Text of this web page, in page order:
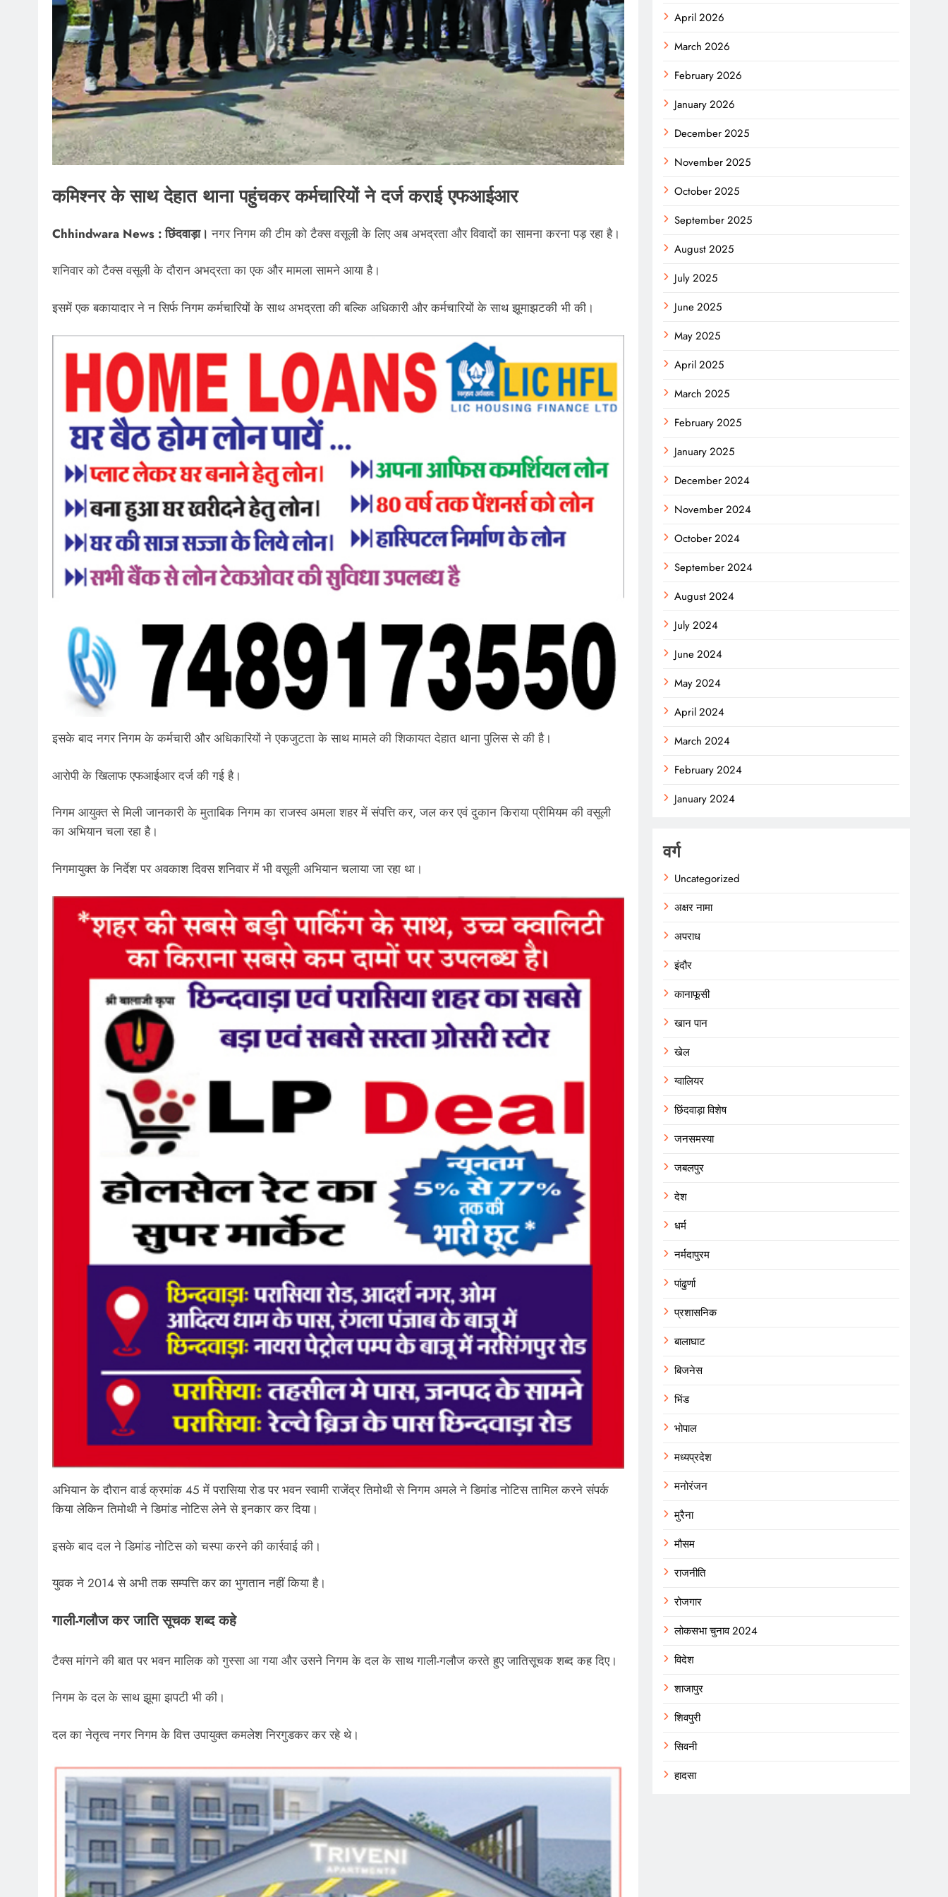
कमिश्नर के साथ देहात थाना पहुंचकर कर्मचारियों ने दर्ज कराई एफआईआर
Chhindwara News : छिंदवाड़ा। नगर निगम की टीम को टैक्स वसूली के लिए अब अभद्रता और विवादों का सामना करना पड़ रहा है।
शनिवार को टैक्स वसूली के दौरान अभद्रता का एक और मामला सामने आया है।
इसमें एक बकायादार ने न सिर्फ निगम कर्मचारियों के साथ अभद्रता की बल्कि अधिकारी और कर्मचारियों के साथ झूमाझटकी भी की।
इसके बाद नगर निगम के कर्मचारी और अधिकारियों ने एकजुटता के साथ मामले की शिकायत देहात थाना पुलिस से की है।
आरोपी के खिलाफ एफआईआर दर्ज की गई है।
निगम आयुक्त से मिली जानकारी के मुताबिक निगम का राजस्व अमला शहर में संपत्ति कर, जल कर एवं दुकान किराया प्रीमियम की वसूली
का अभियान चला रहा है।
निगमायुक्त के निर्देश पर अवकाश दिवस शनिवार में भी वसूली अभियान चलाया जा रहा था।
अभियान के दौरान वार्ड क्रमांक 45 में परासिया रोड पर भवन स्वामी राजेंद्र तिमोथी से निगम अमले ने डिमांड नोटिस तामिल करने संपर्क
किया लेकिन तिमोथी ने डिमांड नोटिस लेने से इनकार कर दिया।
इसके बाद दल ने डिमांड नोटिस को चस्पा करने की कार्रवाई की।
युवक ने 2014 से अभी तक सम्पत्ति कर का भुगतान नहीं किया है।
गाली-गलौज कर जाति सूचक शब्द कहे
टैक्स मांगने की बात पर भवन मालिक को गुस्सा आ गया और उसने निगम के दल के साथ गाली-गलौज करते हुए जातिसूचक शब्द कह दिए।
निगम के दल के साथ झूमा झपटी भी की।
दल का नेतृत्व नगर निगम के वित्त उपायुक्त कमलेश निरगुडकर कर रहे थे।
April 2026
March 2026
February 2026
January 2026
December 2025
November 2025
October 2025
September 2025
August 2025
July 2025
June 2025
May 2025
April 2025
March 2025
February 2025
January 2025
December 2024
November 2024
October 2024
September 2024
August 2024
July 2024
June 2024
May 2024
April 2024
March 2024
February 2024
January 2024
वर्ग
Uncategorized
अक्षर नामा
अपराध
इंदौर
कानाफूसी
खान पान
खेल
ग्वालियर
छिंदवाड़ा विशेष
जनसमस्या
जबलपुर
देश
धर्म
नर्मदापुरम
पांढुर्णा
प्रशासनिक
बालाघाट
बिजनेस
भिंड
भोपाल
मध्यप्रदेश
मनोरंजन
मुरैना
मौसम
राजनीति
रोजगार
लोकसभा चुनाव 2024
विदेश
शाजापुर
शिवपुरी
सिवनी
हादसा